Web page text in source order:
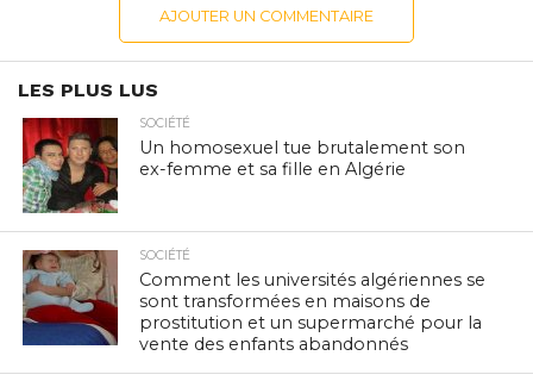
AJOUTER UN COMMENTAIRE
LES PLUS LUS
SOCIÉTÉ
Un homosexuel tue brutalement son
ex-femme et sa fille en Algérie
SOCIÉTÉ
Comment les universités algériennes se
sont transformées en maisons de
prostitution et un supermarché pour la
vente des enfants abandonnés